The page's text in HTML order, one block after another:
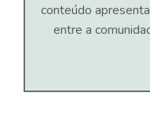
conteúdo
entre a